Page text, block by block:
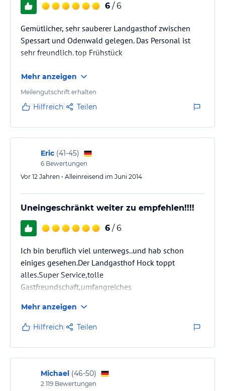
6 / 6
Gemütlicher, sehr sauberer Landgasthof zwischen
Spessart und Odenwald gelegen. Das Personal ist
sehr freundlich. top Frühstück
Mehr anzeigen
Meilengutschrift erhalten
Hilfreich Teilen
Eric (41-45)
6 Bewertungen
Vor 12 Jahren • Alleinreisend im Juni 2014
Uneingeschränkt weiter zu empfehlen!!!!
6 / 6
Ich bin beruflich viel unterwegs..und hab schon
einiges gesehen.Der Landgasthof Hock toppt
alles.Super Service,tolle
Gastfreundschaft,umfangreiches
hervorheben möchte ich die Sauberkeit,
insbesondere die meines Zimmers , einfach
hervorragend.......Großes Lob an alle im Haus, die
hierzu beitragen..DANKE!!! Wenn ich mal wieder hier
in der Nähe bin, weiß ich schon wo ich mir das
Zimmer buche. Weiter so, ich werde Euch weiter
empfehlen....
Mehr anzeigen
Hilfreich Teilen
Michael (46-50)
2.119 Bewertungen